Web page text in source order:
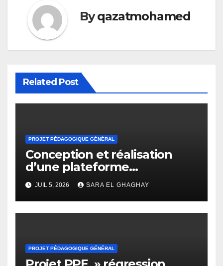
Byqazatmohamed
Related Post
PROJET PÉDAGOGIQUE GÉNÉRAL
Conception et réalisation
d’une plateforme
d’apprentissage en ligne
pour l’enseignement des
mathématiques
JUIL 5, 2026 SARA EL GHAGHAY
PROJET PÉDAGOGIQUE GÉNÉRAL